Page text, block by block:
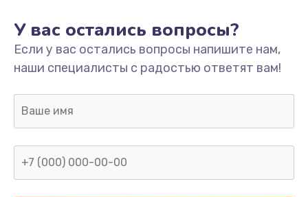
Замена аккумулятора
620 руб.
Заказать
Замена клавиатуры
990 руб.
У вас остались вопросы?
Если у вас остались вопросы напишите нам,
наши специалисты с радостью ответят вам!